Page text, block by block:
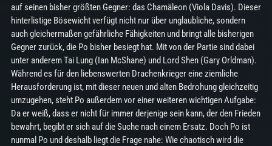
auf seinen bisher größten Gegner: das Chamäleon (Viola Davis). Dieser
hinterlistige Bösewicht verfügt nicht nur über unglaubliche, sondern
auch gleichermaßen gefährliche Fähigkeiten und bringt alle bisherigen
Gegner zurück, die Po bisher besiegt hat. Mit von der Partie sind dabei
unter anderem Tai Lung (Ian McShane) und Lord Shen (Gary Orldman).
Während es für den liebenswerten Drachenkrieger eine ziemliche
Herausforderung ist, mit dieser neuen und alten Bedrohung gleichzeitig
umzugehen, steht Po außerdem vor einer weiteren wichtigen Aufgabe:
Da er weiß, dass er nicht für immer derjenige sein kann, der den Frieden
bewahrt, begibt er sich auf die Suche nach einem Ersatz. Doch Po ist
nunmal Po und deshalb liegt die Frage nahe: Wie chaotisch wird die